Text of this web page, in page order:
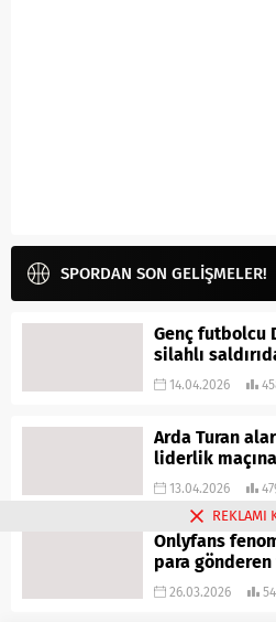
SPORDAN SON GELİŞMELER!
Genç futbolcu
silahlı
14.04.2026
Arda Turan
liderlik maçına
13.04.2026
Onlyfans
para
26.03.2026
REKLAMI